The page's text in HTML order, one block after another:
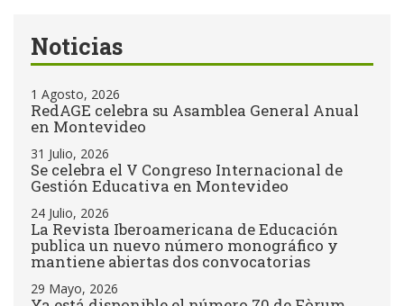
Noticias
1 Agosto, 2026
RedAGE celebra su Asamblea General Anual
en Montevideo
31 Julio, 2026
Se celebra el V Congreso Internacional de
Gestión Educativa en Montevideo
24 Julio, 2026
La Revista Iberoamericana de Educación
publica un nuevo número monográfico y
mantiene abiertas dos convocatorias
29 Mayo, 2026